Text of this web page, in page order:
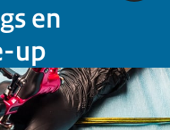
en
up